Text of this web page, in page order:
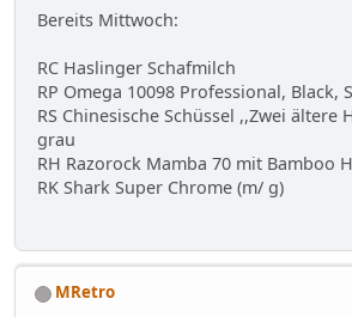
Bereits Mittwoch:
RC Haslinger Schafmilch
RP Omega 10098 Professional, Black,
RS Chinesische Schüssel ,,Zwei ältere
grau
RH Razorock Mamba 70 mit Bamboo
RK Shark Super Chrome (m/ g)
MRetro